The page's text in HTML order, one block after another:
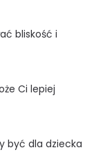
bliskość i
Ci lepiej
być dla dziecka